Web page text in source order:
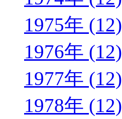
1975年 (12)
1976年 (12)
1977年 (12)
1978年 (12)